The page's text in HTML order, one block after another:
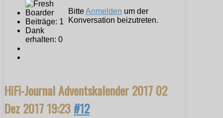
Beiträge: 1
Dank
erhalten: 0
BitteAnmelden um der
Konversation beizutreten.
HiFi-Journal Adventskalender 201702
Dez 2017 19:23#12